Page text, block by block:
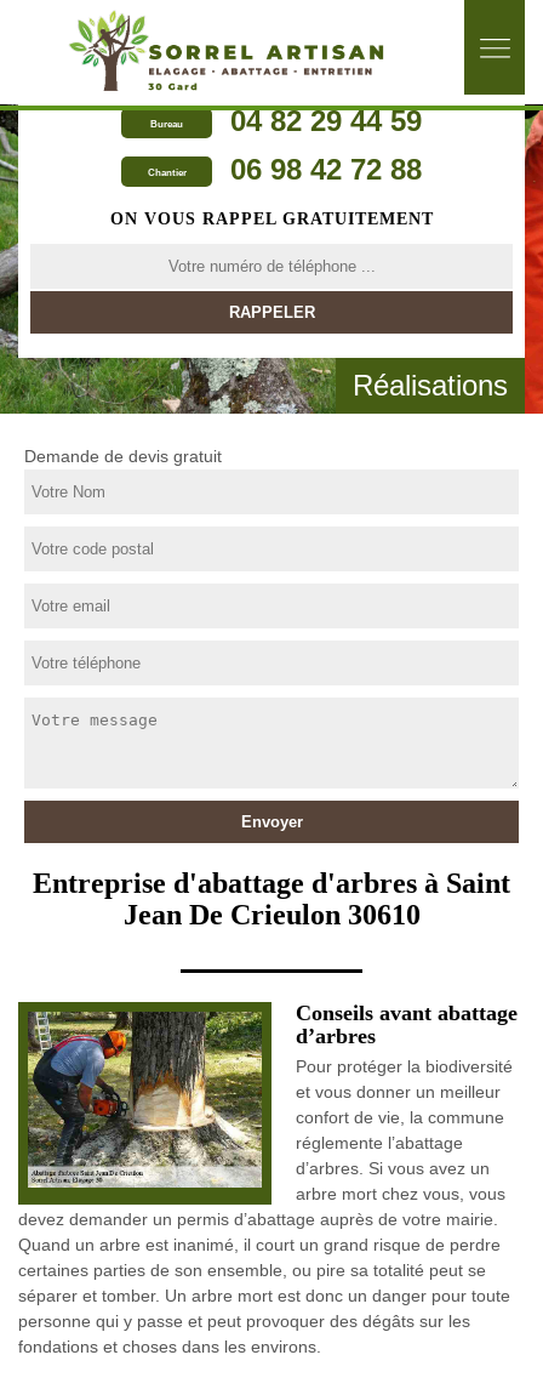
Bureau 04 82 29 44 59
Chantier 06 98 42 72 88
ON VOUS RAPPEL GRATUITEMENT
Réalisations
Demande de devis gratuit
Entreprise d'abattage d'arbres à Saint
Jean De Crieulon 30610
Conseils avant abattage
d’arbres
Pour protéger la biodiversité
et vous donner un meilleur
confort de vie, la commune
réglemente l’abattage
d’arbres. Si vous avez un
arbre mort chez vous, vous
devez demander un permis d’abattage auprès de votre mairie.
Quand un arbre est inanimé, il court un grand risque de perdre
certaines parties de son ensemble, ou pire sa totalité peut se
séparer et tomber. Un arbre mort est donc un danger pour toute
personne qui y passe et peut provoquer des dégâts sur les
fondations et choses dans les environs.